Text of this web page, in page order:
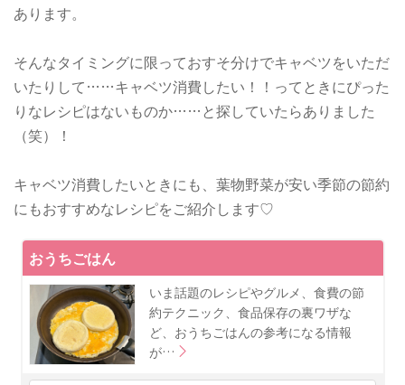
あります。
そんなタイミングに限っておすそ分けでキャベツをいただ
いたりして……キャベツ消費したい！！ってときにぴった
りなレシピはないものか……と探していたらありました
（笑）！
キャベツ消費したいときにも、葉物野菜が安い季節の節約
にもおすすめなレシピをご紹介します♡
おうちごはん
いま話題のレシピやグルメ、食費の節
約テクニック、食品保存の裏ワザな
ど、おうちごはんの参考になる情報
が…